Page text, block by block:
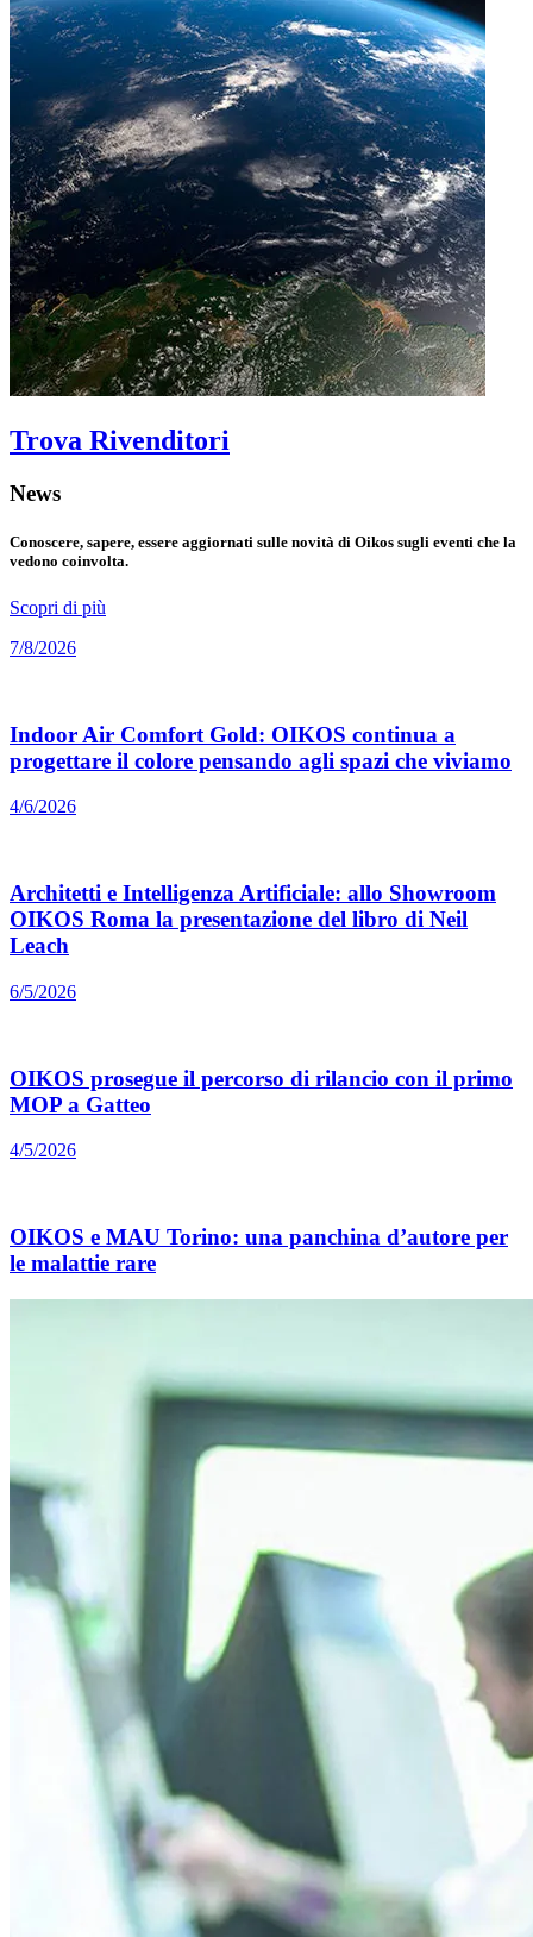
Trova Rivenditori
News
Conoscere, sapere, essere aggiornati sulle novità di Oikos sugli eventi che la
vedono coinvolta.
Scopri di più
7/8/2026
Indoor Air Comfort Gold: OIKOS continua a
progettare il colore pensando agli spazi che viviamo
4/6/2026
Architetti e Intelligenza Artificiale: allo Showroom
OIKOS Roma la presentazione del libro di Neil
Leach
6/5/2026
OIKOS prosegue il percorso di rilancio con il primo
MOP a Gatteo
4/5/2026
OIKOS e MAU Torino: una panchina d’autore per
le malattie rare